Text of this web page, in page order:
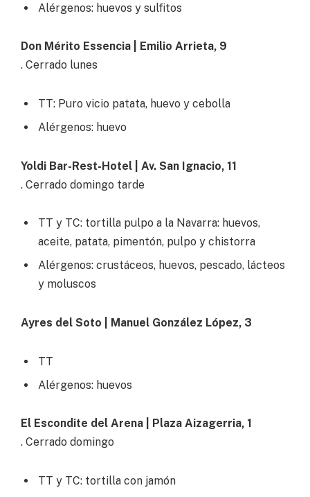
Alérgenos: huevos y sulfitos
Don Mérito Essencia | Emilio Arrieta, 9
. Cerrado lunes
TT: Puro vicio patata, huevo y cebolla
Alérgenos: huevo
Yoldi Bar-Rest-Hotel | Av. San Ignacio, 11
. Cerrado domingo tarde
TT y TC: tortilla pulpo a la Navarra: huevos,
aceite, patata, pimentón, pulpo y chistorra
Alérgenos: crustáceos, huevos, pescado, lácteos
y moluscos
Ayres del Soto | Manuel González López, 3
TT
Alérgenos: huevos
El Escondite del Arena | Plaza Aizagerria, 1
. Cerrado domingo
TT y TC: tortilla con jamón